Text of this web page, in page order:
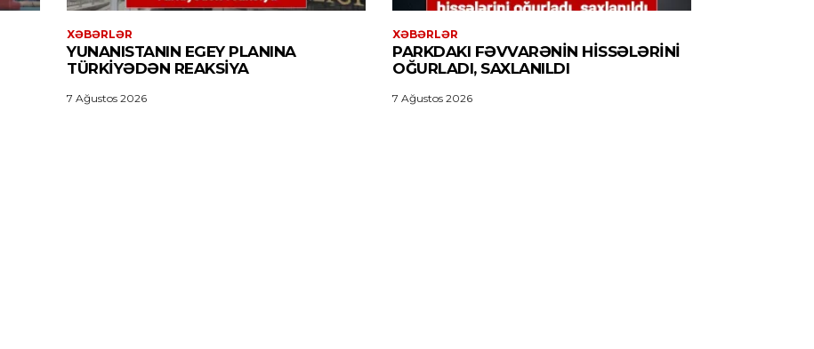
XƏBƏRLƏR
YUNANISTANIN EGEY PLANINA
TÜRKIYƏDƏN REAKSIYA
7 Ağustos 2026
XƏBƏRLƏR
PARKDAKI FƏVVARƏNIN HISSƏLƏRINI
OĞURLADI, SAXLANILDI
7 Ağustos 2026